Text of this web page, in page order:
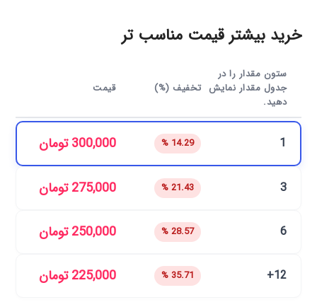
خرید بیشتر قیمت مناسب تر
ستون مقدار را در
جدول مقدار نمایش
دهید.
تخفیف (%) قیمت
1
14.29 %
300,000 تومان
3
21.43 %
275,000 تومان
6
28.57 %
250,000 تومان
12+
35.71 %
225,000 تومان